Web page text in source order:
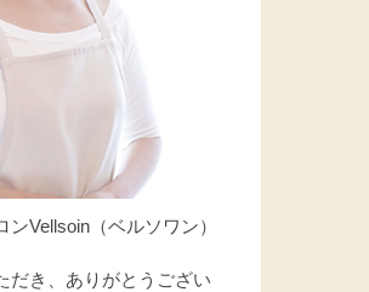
Vellsoin（ベルソワン）
だき、ありがとうござい